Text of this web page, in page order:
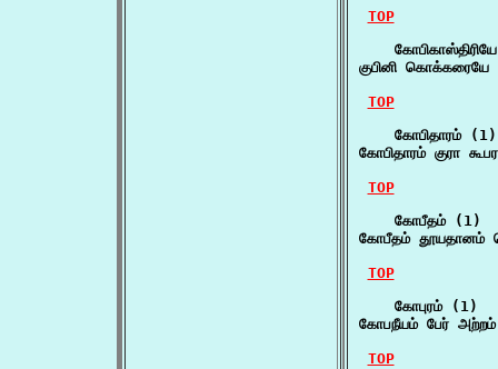
TOP
குபினி கொக்கரையே
TOP
    கோபிதாரம் (1)
கோபிதாரம் குரா
TOP
    கோபீதம் (1)
கோபீதம் தூயதானம்
TOP
    கோபுரம் (1)
கோபநீயம் பேர்
TOP